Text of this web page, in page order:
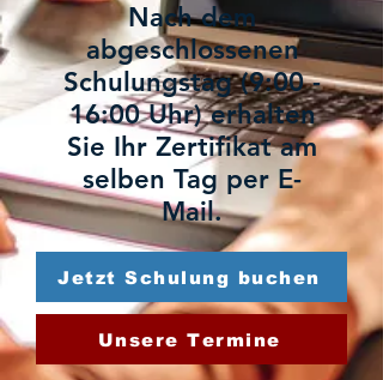
Nach dem
abgeschlossenen
Schulungstag (9:00 -
16:00 Uhr) erhalten
Sie Ihr Zertifikat am
selben Tag per E-
Mail.
Jetzt Schulung buchen
Unsere Termine